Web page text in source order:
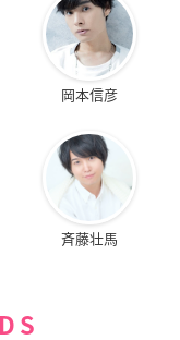
岡本信彦
斉藤壮馬